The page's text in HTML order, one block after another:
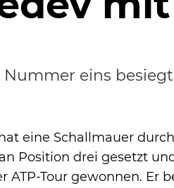
eins
eine Schallmauer
Position drei gesetzt
ATP-Tour gewonnen. Er